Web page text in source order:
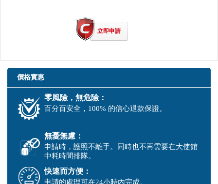
立即申請
價格實惠
零風險，無危險：
百分百安全，100% 的信心退款保證。
無憂無慮：
申請時，護照不離手。同時也不再需要在大使館
中耗時間排隊。
快速而方便：
申請的處理可在24小時內完成。